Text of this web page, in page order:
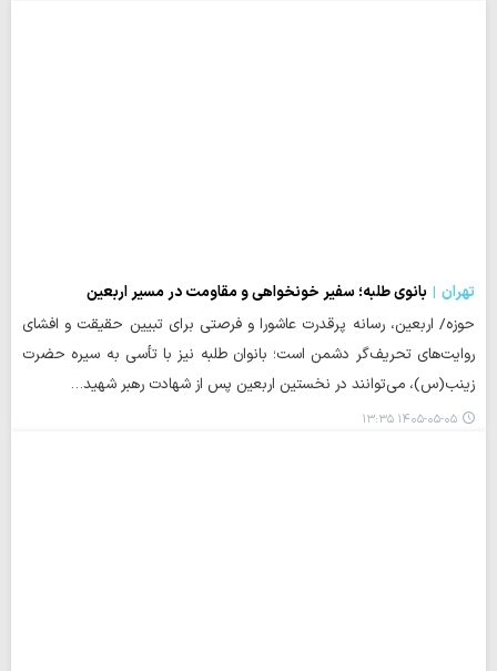
تهران
بانوی طلبه؛ سفیر خونخواهی و مقاومت در مسیر اربعین
حوزه/ اربعین، رسانه پرقدرت عاشورا و فرصتی برای تبیین حقیقت و افشای
روایت‌های تحریف‌گر دشمن است؛ بانوان طلبه نیز با تأسی به سیره حضرت
زینب(س)، می‌توانند در نخستین اربعین پس از شهادت رهبر شهید…
۱۴۰۵-۰۵-۰۵ ۱۳:۳۵